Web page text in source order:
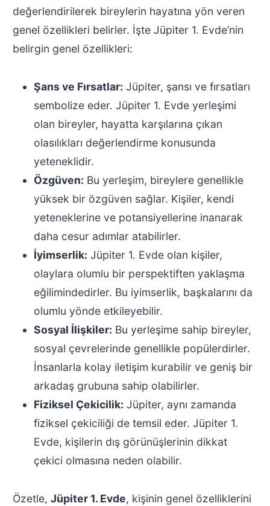
değerlendirilerek bireylerin hayatına yön veren
genel özellikleri belirler. İşte Jüpiter 1. Evde’nin
belirgin genel özellikleri:
Şans ve Fırsatlar: Jüpiter, şansı ve fırsatları
sembolize eder. Jüpiter 1. Evde yerleşimi
olan bireyler, hayatta karşılarına çıkan
olasılıkları değerlendirme konusunda
yeteneklidir.
Özgüven: Bu yerleşim, bireylere genellikle
yüksek bir özgüven sağlar. Kişiler, kendi
yeteneklerine ve potansiyellerine inanarak
daha cesur adımlar atabilirler.
İyimserlik: Jüpiter 1. Evde olan kişiler,
olaylara olumlu bir perspektiften yaklaşma
eğilimindedirler. Bu iyimserlik, başkalarını da
olumlu yönde etkileyebilir.
Sosyal İlişkiler: Bu yerleşime sahip bireyler,
sosyal çevrelerinde genellikle popülerdirler.
İnsanlarla kolay iletişim kurabilir ve geniş bir
arkadaş grubuna sahip olabilirler.
Fiziksel Çekicilik: Jüpiter, aynı zamanda
fiziksel çekiciliği de temsil eder. Jüpiter 1.
Evde, kişilerin dış görünüşlerinin dikkat
çekici olmasına neden olabilir.
Özetle, Jüpiter 1. Evde, kişinin genel özelliklerini